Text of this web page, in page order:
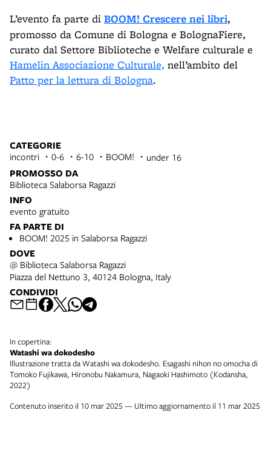
L’evento fa parte di BOOM! Crescere nei libri,
promosso da Comune di Bologna e BolognaFiere,
curato dal Settore Biblioteche e Welfare culturale e
Hamelin Associazione Culturale, nell’ambito del
Patto per la lettura di Bologna.
CATEGORIE
incontri 0-6 6-10 BOOM! under 16
PROMOSSO DA
Biblioteca Salaborsa Ragazzi
INFO
evento gratuito
FA PARTE DI
BOOM! 2025 in Salaborsa Ragazzi
DOVE
@ Biblioteca Salaborsa Ragazzi
Piazza del Nettuno 3, 40124 Bologna, Italy
CONDIVIDI
In copertina:
Watashi wa dokodesho
Illustrazione tratta da Watashi wa dokodesho. Esagashi nihon no omocha di
Tomoko Fujikawa, Hironobu Nakamura, Nagaoki Hashimoto (Kodansha,
2022)
Contenuto inserito il 10 mar 2025 — Ultimo aggiornamento il 11 mar 2025